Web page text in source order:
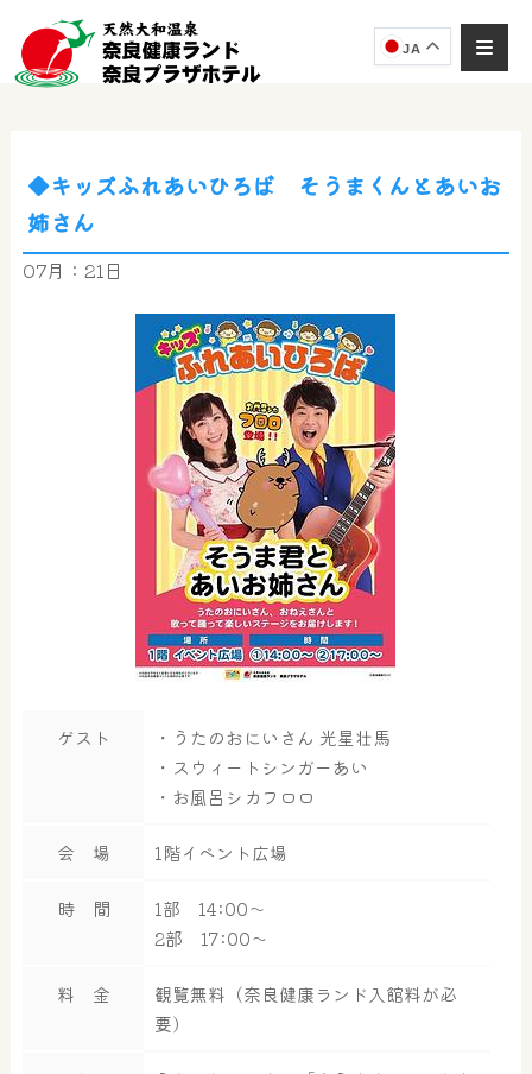
JA
◆キッズふれあいひろば そうまくんとあいお
姉さん
07月：21日
ゲスト
・うたのおにいさん 光星壮馬
・スウィートシンガーあい
・お風呂シカフロロ
会 場 1階イベント広場
時 間
1部 14:00～
2部 17:00～
料 金
観覧無料（奈良健康ランド入館料が必
要）
ご質問をお伺いします。